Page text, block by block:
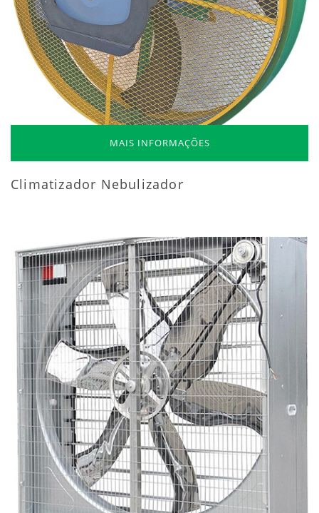
MAIS INFORMAÇÕES
Climatizador Nebulizador